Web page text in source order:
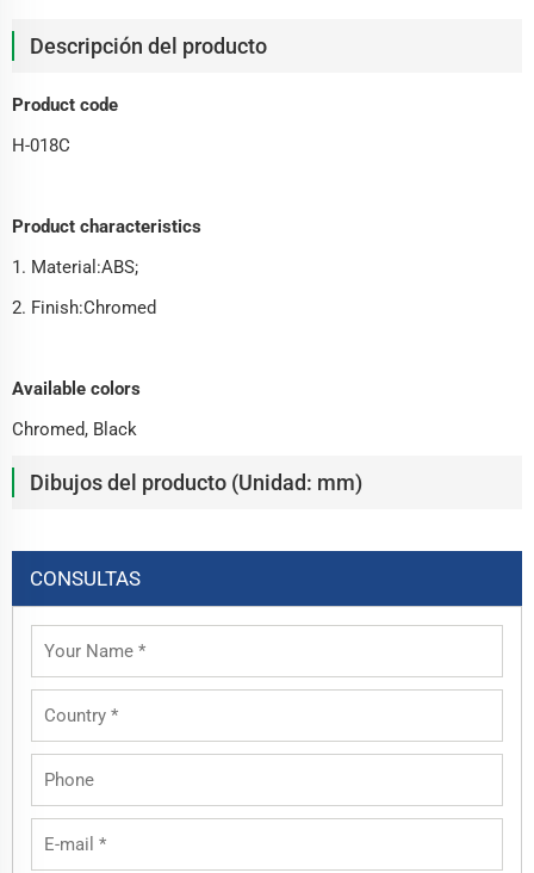
Descripción del producto
Product code
H-018C
Product characteristics
1. Material:ABS;
2. Finish:Chromed
Available colors
Chromed, Black
Dibujos del producto (Unidad: mm)
CONSULTAS